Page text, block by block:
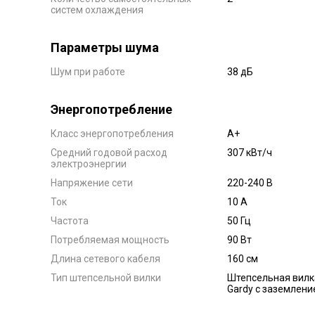
систем охлаждения
Параметры шума
Шум при работе 38 дБ
Энергопотребление
Класс энергопотребления
А+
Средний годовой расход
электроэнергии
307 кВт/ч
Напряжение сети
220-240 В
Ток
10 А
Частота
50 Гц
Потребляемая мощность
90 Вт
Длина сетевого кабеля
160 см
Тип штепсельной вилки
Штепсельная
Gardy с